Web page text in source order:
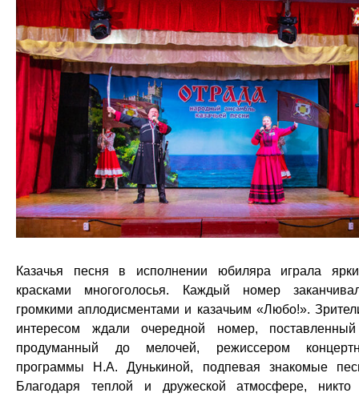
Казачья песня в исполнении юбиляра играла
красками многоголосья. Каждый номер
громкими аплодисментами и казачьим «Любо!».
интересом ждали очередной номер,
продуманный до мелочей, режиссером
программы Н.А. Дунькиной, подпевая знакомые
Благодаря теплой и дружеской атмосфере, никто